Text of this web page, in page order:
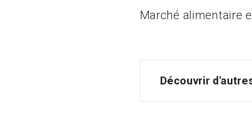
Marché alimentaire
Découvrir